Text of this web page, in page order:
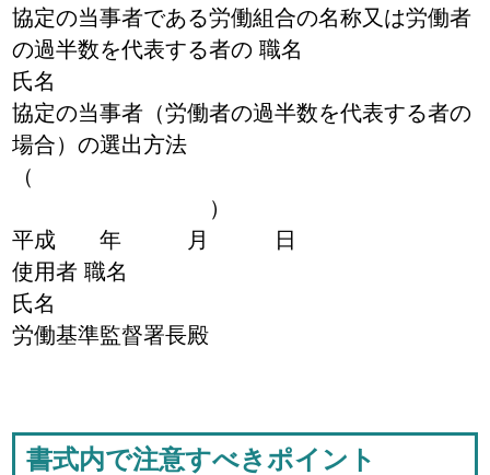
協定の当事者である労働組合の名称又は労働者
の過半数を代表する者の 職名
氏名
協定の当事者（労働者の過半数を代表する者の
場合）の選出方法
（
）
平成 年 月 日
使用者 職名
氏名
労働基準監督署長殿
書式内で注意すべきポイント